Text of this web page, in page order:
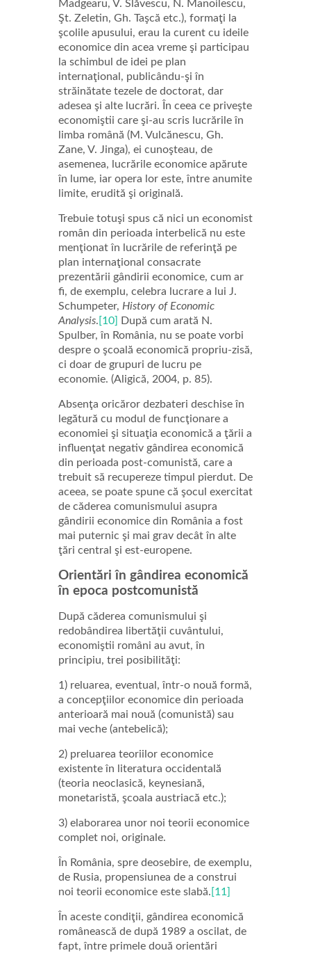
Madgearu, V. Slăvescu, N. Manoilescu,
Şt. Zeletin, Gh. Taşcă etc.), formaţi la
şcolile apusului, erau la curent cu ideile
economice din acea vreme şi participau
la schimbul de idei pe plan
internaţional, publicându-şi în
străinătate tezele de doctorat, dar
adesea şi alte lucrări. În ceea ce priveşte
economiştii care şi-au scris lucrările în
limba română (M. Vulcănescu, Gh.
Zane, V. Jinga), ei cunoşteau, de
asemenea, lucrările economice apărute
în lume, iar opera lor este, între anumite
limite, erudită şi originală.
Trebuie totuşi spus că nici un economist
român din perioada interbelică nu este
menţionat în lucrările de referinţă pe
plan internaţional consacrate
prezentării gândirii economice, cum ar
fi, de exemplu, celebra lucrare a lui J.
Schumpeter, History of Economic
Analysis. [10]
După cum arată N.
Spulber, în România, nu se poate vorbi
despre o şcoală economică propriu-zisă,
ci doar de grupuri de lucru pe
economie. (Aligică, 2004, p. 85).
Absenţa oricăror dezbateri deschise în
legătură cu modul de funcţionare a
economiei şi situaţia economică a ţării a
influenţat negativ gândirea economică
din perioada post-comunistă, care a
trebuit să recupereze timpul pierdut. De
aceea, se poate spune că şocul exercitat
de căderea comunismului asupra
gândirii economice din România a fost
mai puternic şi mai grav decât în alte
ţări central şi est-europene.
Orientări în gândirea economică
în epoca postcomunistă
După căderea comunismului şi
redobândirea libertăţii cuvântului,
economiştii români au avut, în
principiu, trei posibilităţi:
1) reluarea, eventual, într-o nouă formă,
a concepţiilor economice din perioada
anterioară mai nouă (comunistă) sau
mai veche (antebelică);
2) preluarea teoriilor economice
existente în literatura occidentală
(teoria neoclasică, keynesiană,
monetaristă, şcoala austriacă etc.);
3) elaborarea unor noi teorii economice
complet noi, originale.
În România, spre deosebire, de exemplu,
de Rusia, propensiunea de a construi
noi teorii economice este slabă. [11]
În aceste condiţii, gândirea economică
românească de după 1989 a oscilat, de
fapt, între primele două orientări